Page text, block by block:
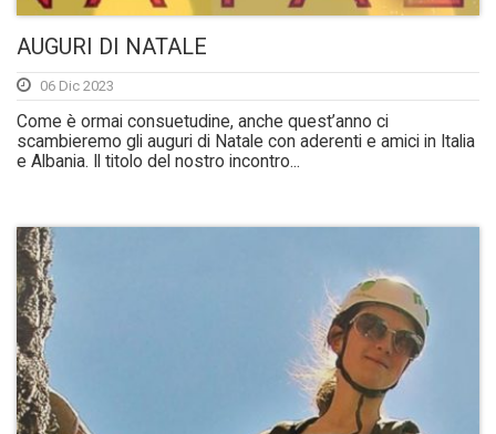
AUGURI DI NATALE
06 Dic 2023
Come è ormai consuetudine, anche quest’anno ci
scambieremo gli auguri di Natale con aderenti e amici in Italia
e Albania. Il titolo del nostro incontro...